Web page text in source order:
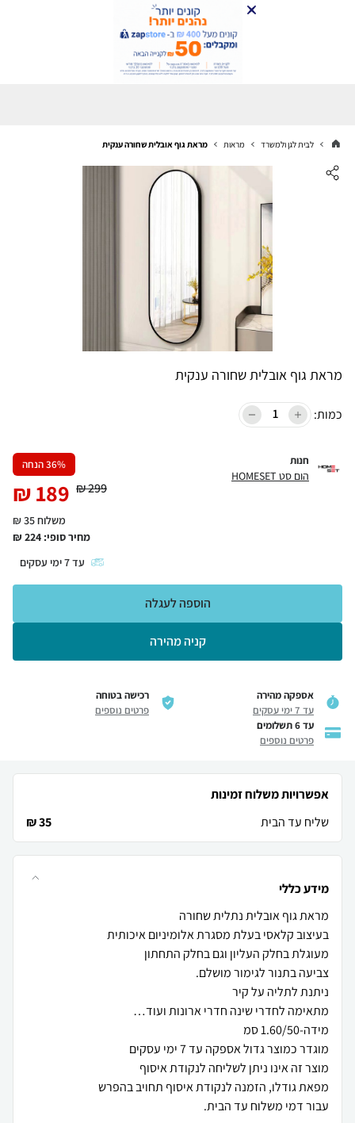
לבית לגן ולמשרד מראות מראת גוף אובלית שחורה ענקית
מראת גוף אובלית שחורה ענקית
כמות:
חנות
הום סט HOMESET
36% הנחה
299
₪
189
₪
משלוח 35 ₪
מחיר סופי: 224
₪
עד7ימי עסקים
קניה מהירה
הוספה לעגלה
אספקה מהירה
עד 7 ימי עסקים
רכישה בטוחה
פרטים נוספים
עד 6 תשלומים
פרטים נוספים
אפשרויות משלוח זמינות
שליח עד הבית
35 ₪
מידע כללי
עבור דמי משלוח עד הבית.